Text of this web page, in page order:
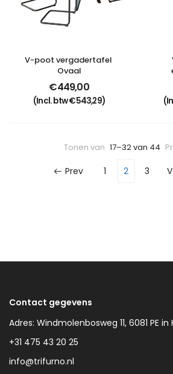
V-poot vergadertafel
Ovaal
€449,00
(Incl. btw€543,29)
Tonen van 17–32 van 44
Prev 1 2 3
Contact gegevens
Adres: Windmolenbosweg 11, 6081 PE in
+31 475 43 20 25
info@trifurno.nl